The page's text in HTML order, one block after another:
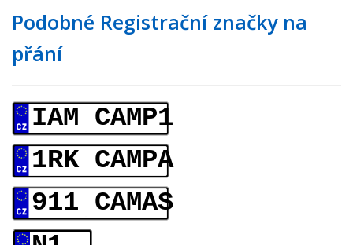
Podobné Registrační značky na
přání
IAM CAMP1
1RK CAMPA
911 CAMAS